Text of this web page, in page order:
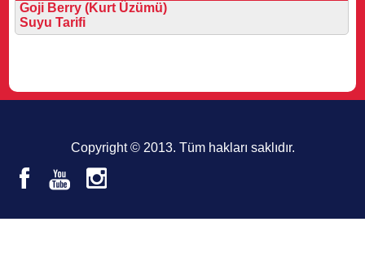
Goji Berry (Kurt Üzümü)
Suyu Tarifi
Copyright © 2013. Tüm hakları saklıdır.